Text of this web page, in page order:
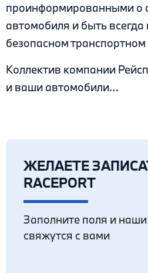
проинформированными о
автомобиля и быть всегда
безопасном транспортном
Коллектив компании
и ваши автомобили…
ЖЕЛАЕТЕ
RACEPORT
Заполните поля и
свяжутся с вами